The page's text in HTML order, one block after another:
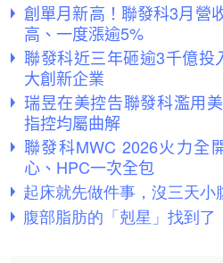
創單月新高！聯發科3月
高、一度漲逾5%
聯發科近三年砸逾3千億投
大創新企業
瑞昱在美控告聯發科濫用
指控均屬曲解
聯發科MWC 2026火力全
心、HPC一次全包